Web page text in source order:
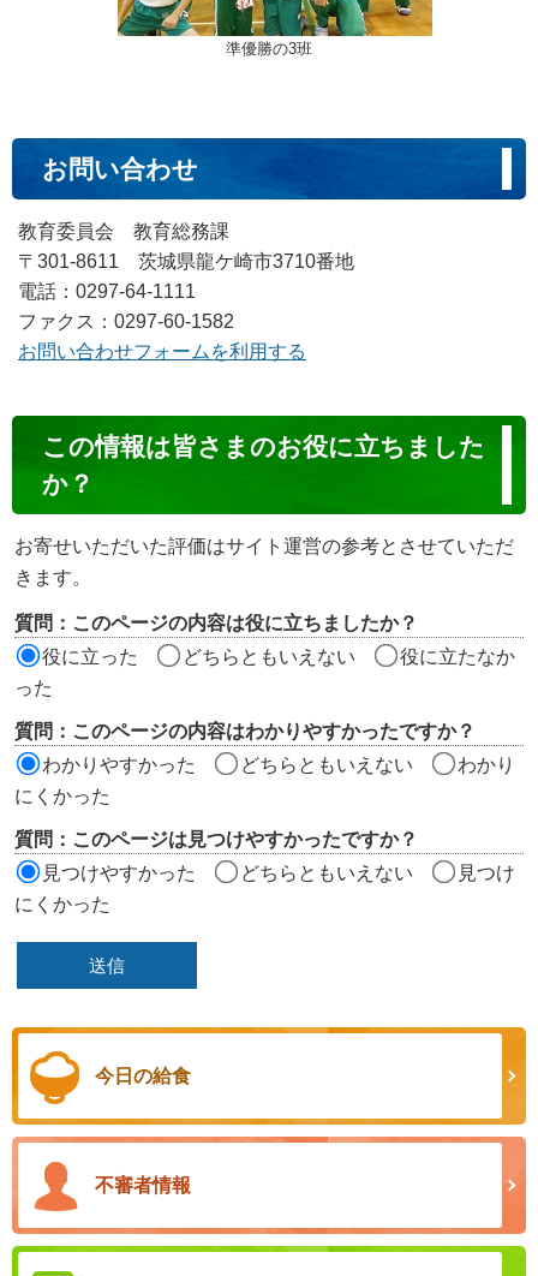
準優勝の3班
お問い合わせ
教育委員会 教育総務課
〒301-8611 茨城県龍ケ崎市3710番地
電話：0297-64-1111
ファクス：0297-60-1582
お問い合わせフォームを利用する
ン
ン
ツ
価
ア
この情報は皆さまのお役に立ちました
か？
お寄せいただいた評価はサイト運営の参考とさせていただ
きます。
質問：このページの内容は役に立ちましたか？
役に立った
どちらともいえない
役に立たなか
った
質問：このページの内容はわかりやすかったですか？
わかりやすかった
どちらともいえない
わかり
にくかった
質問：このページは見つけやすかったですか？
見つけやすかった
どちらともいえない
見つけ
にくかった
今日の給食
不審者情報